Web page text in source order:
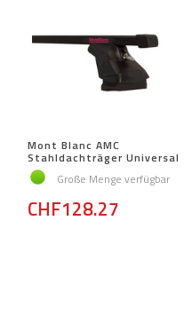
Mont Blanc AMC
Stahldachträger Universal
Große Menge verfügbar
CHF128.27